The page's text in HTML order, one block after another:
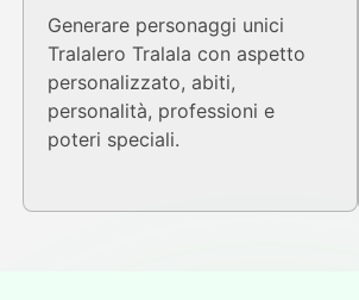
Generare personaggi unici
Tralalero Tralala con aspetto
personalizzato, abiti,
personalità, professioni e
poteri speciali.